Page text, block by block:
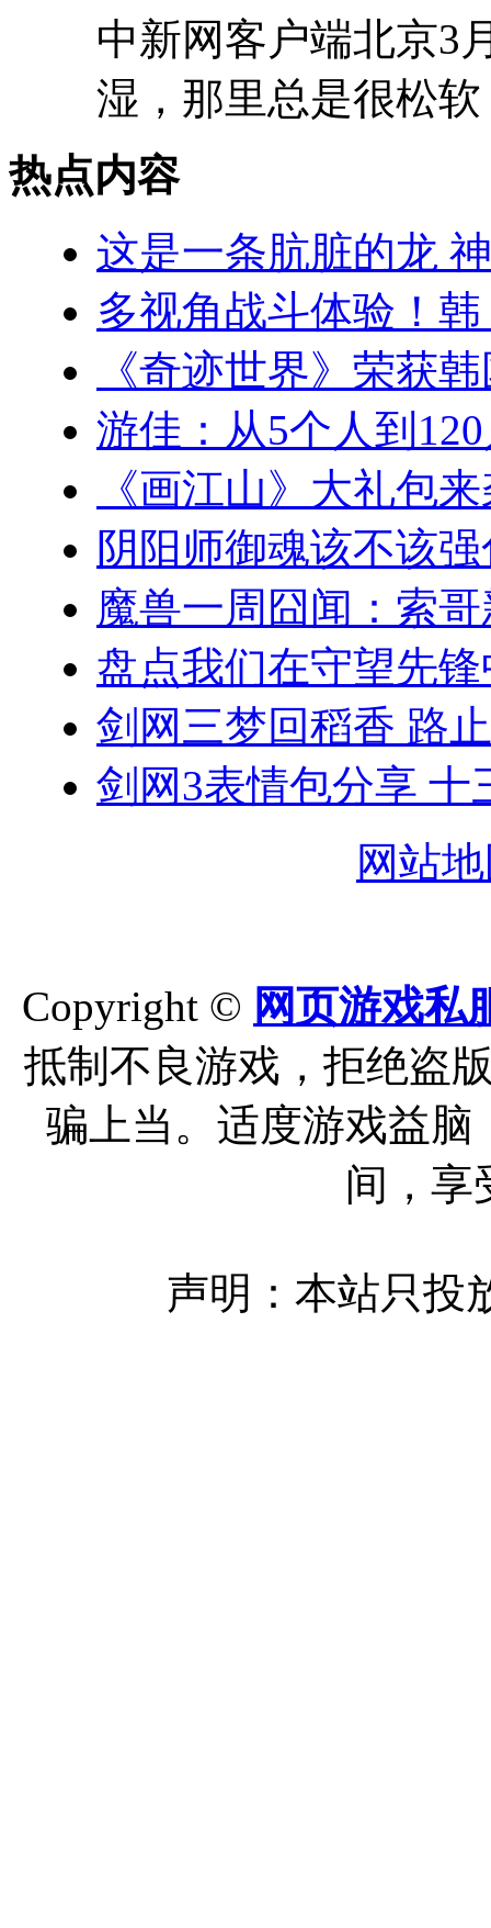
中新网客户端北京3
湿，那里总是很松
热点内容
这是一条肮脏的龙
多视角战斗体验！
《奇迹世界》荣获
游佳：从5个人到
《画江山》大礼包
阴阳师御魂该不该
魔兽一周囧闻：索
盘点我们在守望先
剑网三梦回稻香 路
剑网3表情包分享 十
网站
Copyright © 网页游戏私
抵制不良游戏，拒绝盗
骗上当。适度游戏益
间，享
声明：本站只投